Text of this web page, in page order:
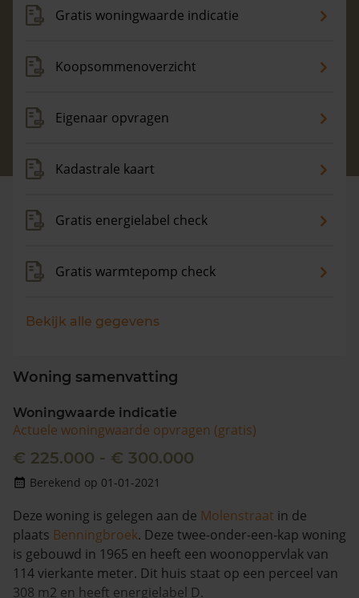
Maandag t/m vrijdag - 08:00 -18:00
Gratis woningwaarde indicatie
Koopsommenoverzicht
Eigenaar opvragen
Kadastrale kaart
Gratis energielabel check
Gratis warmtepomp check
Bekijk alle gegevens
Woning samenvatting
Woningwaarde indicatie
Actuele woningwaarde opvragen (gratis)
€ 225.000 - € 300.000
Berekend op 01-01-2021
Deze woning is gelegen aan de Molenstraat in de
plaats Benningbroek. Deze twee-onder-een-kap woning
is gebouwd in 1965 en heeft een woonoppervlak van
114 vierkante meter. Dit huis staat op een perceel van
308 m2 en heeft energielabel D.